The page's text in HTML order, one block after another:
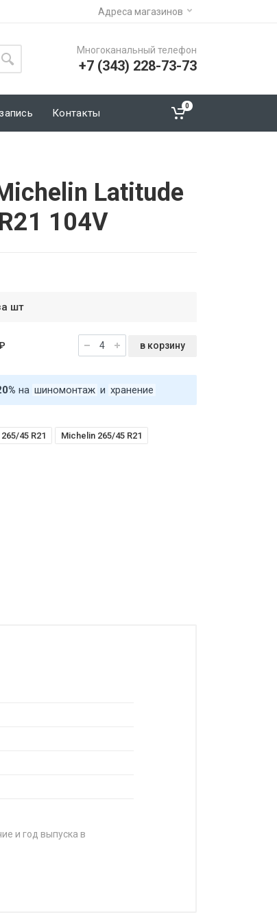
Адреса магазинов
Многоканальный телефон
+7 (343) 228-73-73
Контакты
0
Latitude
104V
шт
в корзину
на шиномонтаж и хранение
265/45 R21 Michelin 265/45 R21
и год выпуска в